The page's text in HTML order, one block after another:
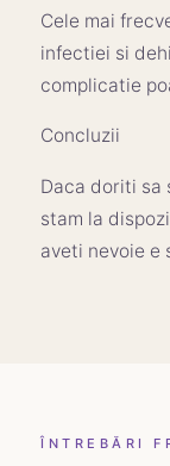
Cele mai
infectiei si
complicatie
Concluzii
Daca doriti sa
stam la
aveti nevoie e
ÎNTREBĂRI